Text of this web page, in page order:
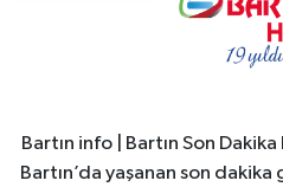
Bartın info | Bartın Son
Bartın’da yaşanan son